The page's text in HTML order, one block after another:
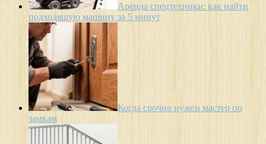
Аренда спецтехники: как найти
подходящую машину за 5 минут
Когда срочно нужен мастер по
замкам